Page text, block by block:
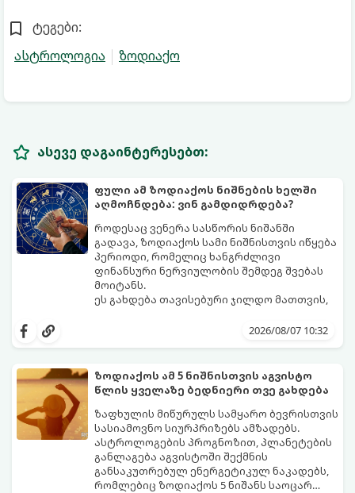
ტეგები:
ასტროლოგია
ზოდიაქო
ასევე დაგაინტერესებთ:
ფული ამ ზოდიაქოს ნიშნების ხელში
აღმოჩნდება: ვინ გამდიდრდება?
როდესაც ვენერა სასწორის ნიშანში
გადავა, ზოდიაქოს სამი ნიშნისთვის იწყება
პერიოდი, რომელიც ხანგრძლივი
ფინანსური ნერვიულობის შემდეგ შვებას
მოიტანს.
ეს გახდება თავისებური ჯილდო მათთვის,
იჩენდა და სირთულეების მიუხედავად წინ
სურვილების გადადებასა და ხარჯების
მკაცრ კონტროლს. თუმცა, ახლა სიტუაცია
თანდათან შეიცვლება.
პრობლემები, რომლებიც უსასრულო
გეგონათ, უკან დაიხევს, ამასთან ერთად კი
გაჩნდება მეტი ნდობა მომავლის მიმართ.
რთული პერიოდის შემდეგ ეს ნიშნები
შეძლებენ ამოისუნთქონ და დაინახონ
ახალი შესაძლებლობები.
2026/08/07 10:32
ზოდიაქოს ამ 5 ნიშნისთვის აგვისტო
წლის ყველაზე ბედნიერი თვე გახდება
ზაფხულის მიწურულს სამყარო ბევრისთვის
სასიამოვნო სიურპრიზებს ამზადებს.
ასტროლოგების პროგნოზით, პლანეტების
განლაგება აგვისტოში შექმნის
განსაკუთრებულ ენერგეტიკულ ნაკადებს,
რომლებიც ზოდიაქოს 5 ნიშანს საოცარ